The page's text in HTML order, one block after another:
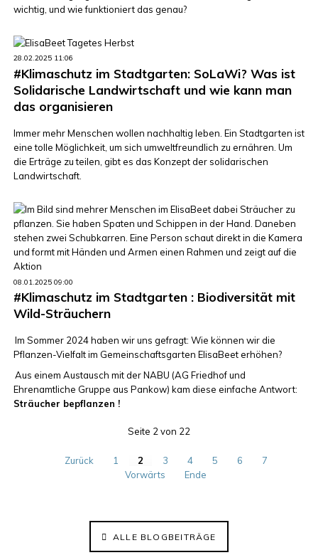
wichtig, und wie funktioniert das genau?
28.02.2025 11:06
#Klimaschutz im Stadtgarten: SoLaWi? Was ist
Solidarische Landwirtschaft und wie kann man
das organisieren
Immer mehr Menschen wollen nachhaltig leben. Ein Stadtgarten ist
eine tolle Möglichkeit, um sich umweltfreundlich zu ernähren. Um
die Erträge zu teilen, gibt es das Konzept der solidarischen
Landwirtschaft.
08.01.2025 09:00
#Klimaschutz im Stadtgarten : Biodiversität mit
Wild-Sträuchern
Im Sommer 2024 haben wir uns gefragt: Wie können wir die
Pflanzen-Vielfalt im Gemeinschaftsgarten ElisaBeet erhöhen?
Aus einem Austausch mit der NABU (AG Friedhof und
Ehrenamtliche Gruppe aus Pankow) kam diese einfache Antwort:
Sträucher bepflanzen !
Seite 2 von 22
Zurück 1 2 3 4 5 6
7
Vorwärts
Ende
ALLE BLOGBEITRÄGE